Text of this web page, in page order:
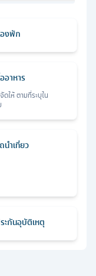
งพัก
อาหาร
ให้ ตามที่ระบุใน
นำเที่ยว
ะกันอุบัติเหตุ